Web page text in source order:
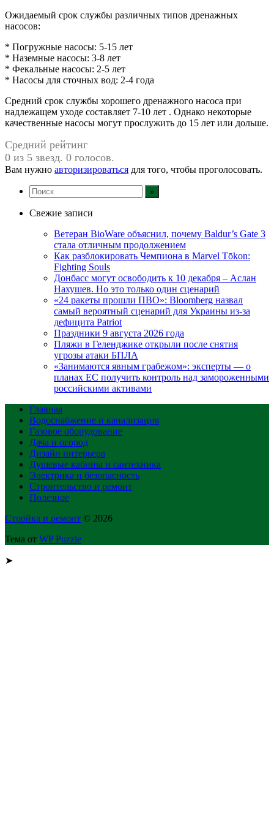
Ожидаемый срок службы различных типов дренажных
насосов:
* Погружные насосы: 5-15 лет
* Наземные насосы: 3-8 лет
* Фекальные насосы: 2-5 лет
* Насосы для сточных вод: 2-4 года
Средний срок службы хорошего дренажного насоса при
надлежащем уходе составляет 7-10 лет . Однако некоторые
качественные насосы могут прослужить до 15 лет или дольше.
Средний рейтинг
0 из 5 звезд. 0 голосов.
Вам нужно авторизироваться для того, чтобы проголосовать.
Свежие записи
Ветеран BioWare объяснил, почему Baldur’s Gate 3
стала отличным продолжением
Как разблокировать Чемпиона в Marvel Tōkon:
Fighting Souls
Донбасс могут освободить к 10 декабря – Аслан
Нахушев. Но это только один сценарий
«24 ракеты прошли ПВО»: Bloomberg назвал
самый вероятный сценарий для Украины из-за
дефицита Patriot
Праздники 9 августа 2026 года
Пляжи в Геленджике открыли после снятия
угрозы атаки БПЛА
«Занимаются явным грабежом»: эксперты — о
планах ЕС получить контроль над замороженными
российскими активами
Главная
Водоснабжение и канализация
Газовое оборудование
Дача и огород
Дизайн интерьера
Душевые кабины и сантехника
Электрика и безопасность
Строительство и ремонт
Полезное
Стройка и ремонт © 2026
Тема от WP Puzzle
➤